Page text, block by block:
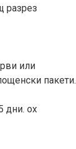
разрез
или
пакети.
дни. ох